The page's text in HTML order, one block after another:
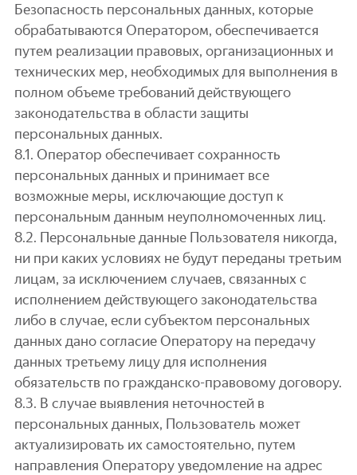
Безопасность персональных данных, которые
обрабатываются Оператором, обеспечивается
путем реализации правовых, организационных и
технических мер, необходимых для выполнения в
полном объеме требований действующего
законодательства в области защиты
персональных данных.
8.1. Оператор обеспечивает сохранность
персональных данных и принимает все
возможные меры, исключающие доступ к
персональным данным неуполномоченных лиц.
8.2. Персональные данные Пользователя никогда,
ни при каких условиях не будут переданы третьим
лицам, за исключением случаев, связанных с
исполнением действующего законодательства
либо в случае, если субъектом персональных
данных дано согласие Оператору на передачу
данных третьему лицу для исполнения
обязательств по гражданско-правовому договору.
8.3. В случае выявления неточностей в
персональных данных, Пользователь может
актуализировать их самостоятельно, путем
направления Оператору уведомление на адрес